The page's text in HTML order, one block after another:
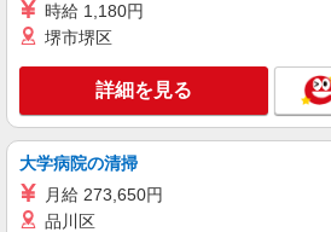
株式会社ベネミール（介護老人保健施設
調理師
月 習熟度により変動） 経験者 時給1,600円以
上
介護老人保健施設
時給 1,180円
堺市堺区
詳細を見る
大学病院の清掃
月給 273,650円
品川区